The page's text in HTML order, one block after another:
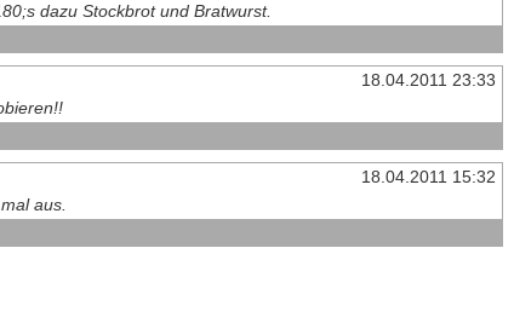
dazu Stockbrot und Bratwurst.
18.04.2011 23:33
18.04.2011 15:32
aus.